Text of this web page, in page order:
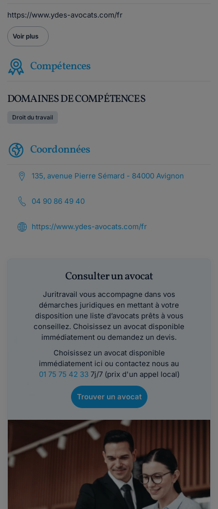
https://www.ydes-avocats.com/fr
Voir plus
Compétences
DOMAINES DE COMPÉTENCES
Droit du travail
Coordonnées
135, avenue Pierre Sémard - 84000 Avignon
04 90 86 49 40
https://www.ydes-avocats.com/fr
Consulter un avocat
Juritravail vous accompagne dans vos
démarches juridiques en mettant à votre
disposition une liste d’avocats prêts à vous
conseillez. Choisissez un avocat disponible
immédiatement ou demandez un devis.
Choisissez un avocat disponible
immédiatement ici ou contactez nous au
01 75 75 42 337j/7 (prix d'un appel local)
Trouver un avocat